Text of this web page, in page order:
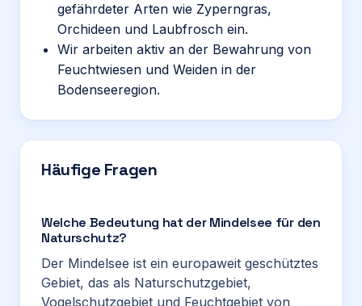
gefährdeter Arten wie Zyperngras,
Orchideen und Laubfrosch ein.
Wir arbeiten aktiv an der Bewahrung von
Feuchtwiesen und Weiden in der
Bodenseeregion.
Häufige Fragen
Welche Bedeutung hat der Mindelsee für den
Naturschutz?
Der Mindelsee ist ein europaweit geschütztes
Gebiet, das als Naturschutzgebiet,
Vogelschutzgebiet und Feuchtgebiet von